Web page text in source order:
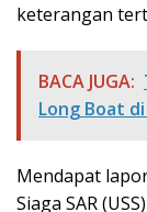
keterangan
BACA JUGA:
Long Boat
Mendapat
Siaga SAR